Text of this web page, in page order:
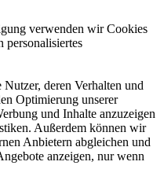
verwenden wir Cookies
personalisiertes
deren Verhalten und
Optimierung unserer
und Inhalte anzuzeigen
Außerdem können wir
Anbietern abgleichen und
anzeigen, nur wenn